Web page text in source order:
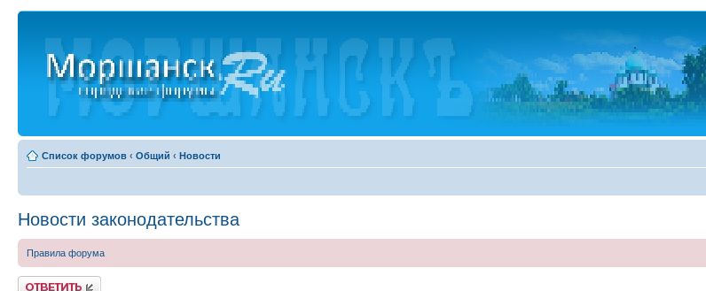
Список форумов ‹ Общий ‹ Новости
Новости законодательства
Правила форума
Ответить